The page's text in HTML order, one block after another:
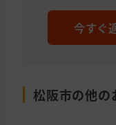
今すぐ
松阪市の他の